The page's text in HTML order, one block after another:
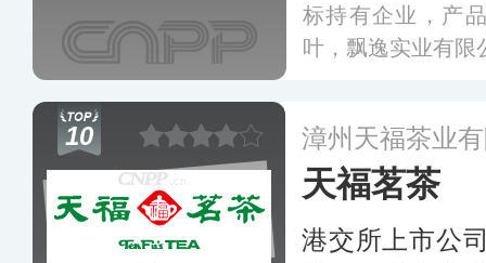
标持有企业，产
叶，飘逸实业有
10 漳州天福茶业
天福茗茶
港交所上市公